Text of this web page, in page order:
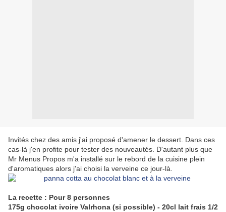
Invités chez des amis j'ai proposé d'amener le dessert. Dans ces
cas-là j'en profite pour tester des nouveautés. D'autant plus que
Mr Menus Propos m'a installé sur le rebord de la cuisine plein
d'aromatiques alors j'ai choisi la verveine ce jour-là.
La recette : Pour 8 personnes
175g chocolat ivoire Valrhona (si possible) - 20cl lait frais 1/2